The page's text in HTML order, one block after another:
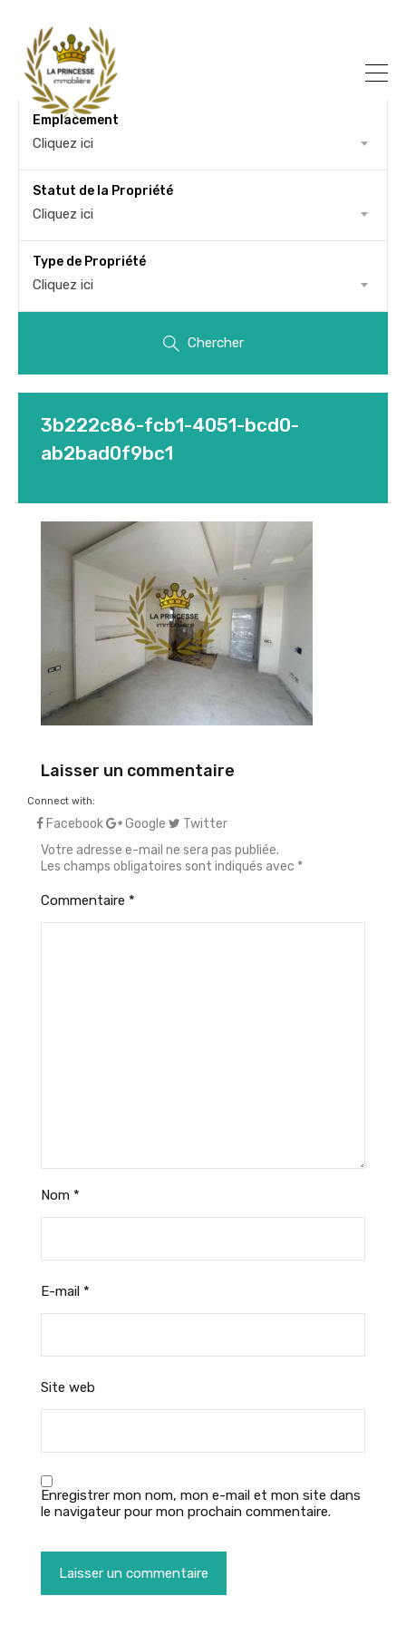
Emplacement
Cliquez ici
Statut de la Propriété
Cliquez ici
Type de Propriété
Cliquez ici
Chercher
3b222c86-fcb1-4051-bcd0-
ab2bad0f9bc1
Laisser un commentaire
Connect with:
Facebook Google
Twitter
Votre adresse e-mail ne sera pas publiée.
Les champs obligatoires sont indiqués avec *
Commentaire *
Nom *
E-mail *
Site web
Enregistrer mon nom, mon e-mail et mon site dans
le navigateur pour mon prochain commentaire.